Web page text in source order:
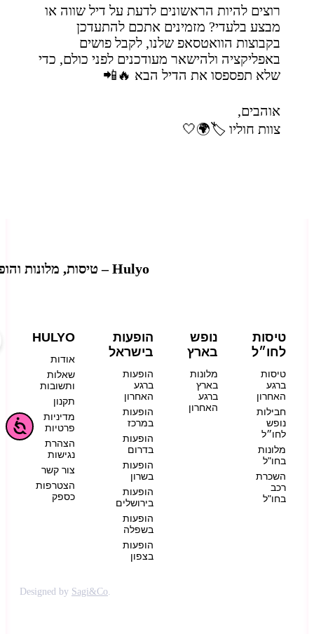
רוצים להיות הראשונים לדעת על דיל שווה או
מבצע בלעדי? מזמינים אתכם להתעדכן
בקבוצות הוואטסאפ שלנו, לקבל פושים
באפליקציה ולהישאר מעודכנים לפני כולם, כדי
שלא תפספסו את הדיל הבא 🔥📲
אוהבים,
צוות חוליו 🏷️🌍🤍
Hulyo – טיסות, מלונות והופעות בישראל ברגע האחרון
טיסות
לחו״ל
טיסות
ברגע
האחרון
חבילות
נופש
לחו״ל
מלונות
בחו"ל
השכרת
רכב
בחו"ל
נופש
בארץ
מלונות
בארץ
ברגע
האחרון
הופעות
בישראל
הופעות
ברגע
האחרון
הופעות
במרכז
הופעות
בדרום
הופעות
בשרון
הופעות
בירושלים
הופעות
בשפלה
הופעות
בצפון
HULYO
אודות
שאלות
ותשובות
תקנון
מדיניות
פרטיות
הצהרת
נגישות
צור קשר
הצטרפות
כספק
Designed by Sagi&Co